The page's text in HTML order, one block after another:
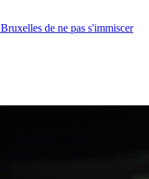
de ne pas s'immiscer